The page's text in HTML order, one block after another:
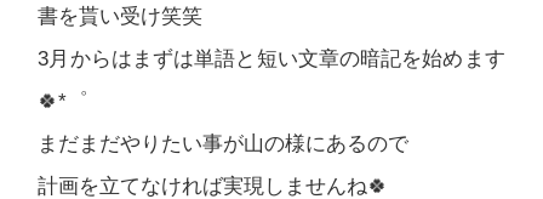
書を貰い受け笑笑
3月からはまずは単語と短い文章の暗記を始めます
🍀*゜
まだまだやりたい事が山の様にあるので
計画を立てなければ実現しませんね🍀